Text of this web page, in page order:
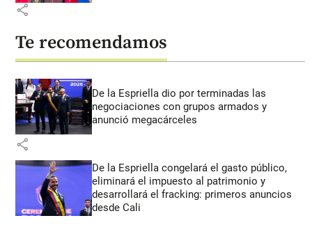
share
Te recomendamos
De la Espriella dio por terminadas las
negociaciones con grupos armados y
anunció megacárceles
share
De la Espriella congelará el gasto público,
eliminará el impuesto al patrimonio y
desarrollará el fracking: primeros anuncios
desde Cali